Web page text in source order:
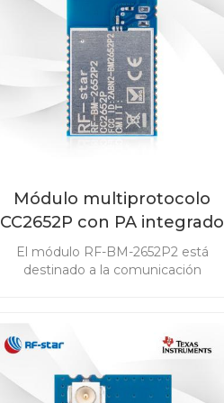
(PaaK) y sistemas de gestión de
baterías (BMS).
Módulo multiprotocolo
CC2652P con PA integrado
RF-BM-2652P2
El módulo RF-BM-2652P2 está
destinado a la comunicación
CC2652P admite Bluetooth 5.1 Low
802.15.4, objetos inteligentes
habilitados para IPv6 (6LoWPAN) y